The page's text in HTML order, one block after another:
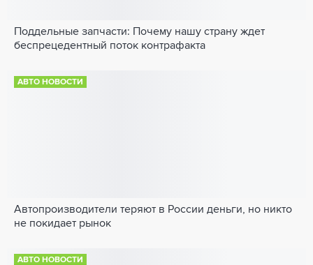
Поддельные запчасти: Почему нашу страну ждет
беспрецедентный поток контрафакта
АВТО НОВОСТИ
Автопроизводители теряют в России деньги, но никто
не покидает рынок
АВТО НОВОСТИ